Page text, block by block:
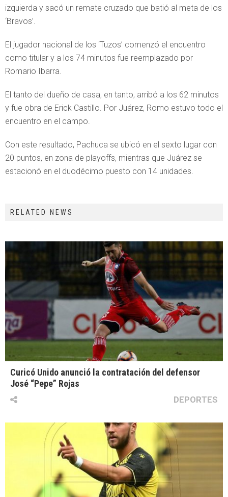
izquierda y sacó un remate cruzado que batió al meta de los
‘Bravos’.
El jugador nacional de los ‘Tuzos’ comenzó el encuentro
como titular y a los 74 minutos fue reemplazado por
Romario Ibarra.
El tanto del dueño de casa, en tanto, arribó a los 62 minutos
y fue obra de Erick Castillo. Por Juárez, Romo estuvo todo el
encuentro en el campo.
Con este resultado, Pachuca se ubicó en el sexto lugar con
20 puntos, en zona de playoffs, mientras que Juárez se
estacionó en el duodécimo puesto con 14 unidades.
RELATED NEWS
Curicó Unido anunció la contratación del defensor
José “Pepe” Rojas
DEPORTES